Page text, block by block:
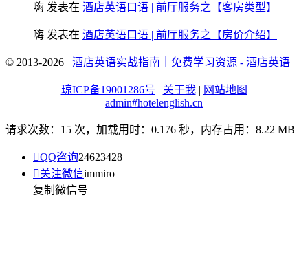
嗨 发表在 酒店英语口语 | 前厅服务之【客房类型】
嗨 发表在 酒店英语口语 | 前厅服务之【房价介绍】
© 2013-2026 酒店英语实战指南｜免费学习资源 - 酒店英语
琼ICP备19001286号 | 关于我 | 网站地图
admin#hotelenglish.cn
请求次数：15 次，加载用时：0.176 秒，内存占用：8.22 MB
QQ咨询24623428
关注微信immiro
复制微信号